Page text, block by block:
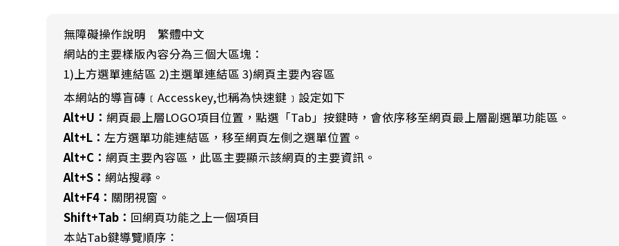
無障礙操作說明 繁體中文
網站的主要樣版內容分為三個大區塊：
1)上方選單連結區 2)主選單連結區 3)網頁主要內容區
本網站的導盲磚﹝Accesskey,也稱為快速鍵﹞設定如下
Alt+U：網頁最上層LOGO項目位置，點選「Tab」按鍵時，會依序移至網頁最上層副選單功能區。
Alt+L：左方選單功能連結區，移至網頁左側之選單位置。
Alt+C：網頁主要內容區，此區主要顯示該網頁的主要資訊。
Alt+S：網站搜尋。
Alt+F4： 關閉視窗。
Shift+Tab： 回網頁功能之上一個項目
本站Tab鍵導覽順序：